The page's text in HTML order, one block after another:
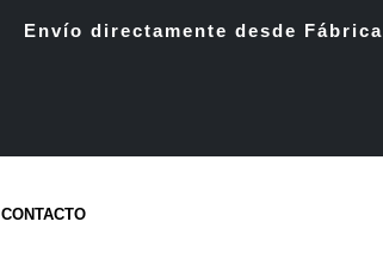
Envío directamente desde Fábrica
CONTACTO